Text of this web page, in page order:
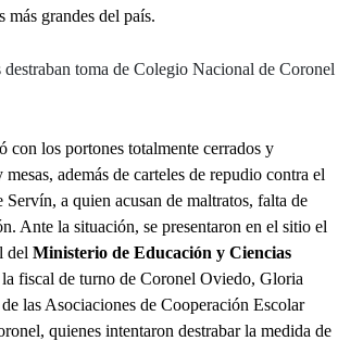
más grandes del país.
destraban toma de Colegio Nacional de Coronel
con los portones totalmente cerrados y
además de carteles de repudio contra el
Servín, a quien acusan de maltratos, falta de
Ante la situación, se presentaron en el sitio el
del Ministerio de Educación y Ciencias
fiscal de turno de Coronel Oviedo, Gloria
las Asociaciones de Cooperación Escolar
quienes intentaron destrabar la medida de